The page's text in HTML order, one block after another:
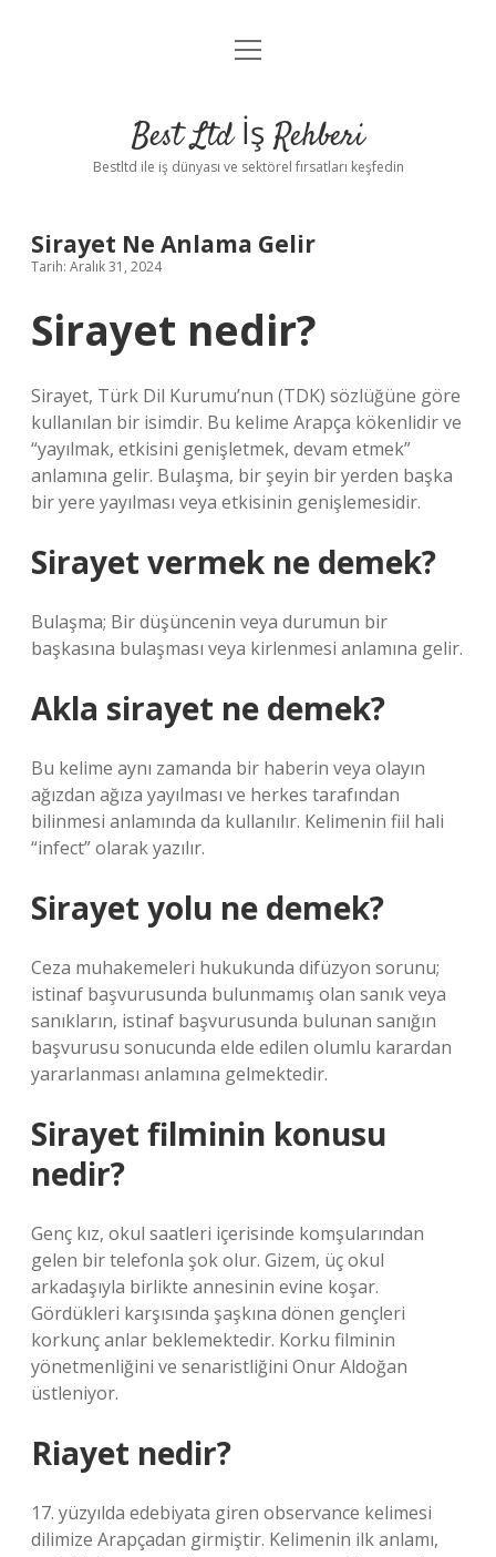
Anasayfa
Yasal Uyarı
menüyü
Best Ltd İş Rehberi
Bestltd ile iş dünyası ve sektörel fırsatları keşfedin
Sirayet Ne Anlama Gelir
Tarih: Aralık 31, 2024
Sirayet nedir?
Sirayet, Türk Dil Kurumu’nun (TDK) sözlüğüne göre
kullanılan bir isimdir. Bu kelime Arapça kökenlidir ve
“yayılmak, etkisini genişletmek, devam etmek”
anlamına gelir. Bulaşma, bir şeyin bir yerden başka
bir yere yayılması veya etkisinin genişlemesidir.
Sirayet vermek ne demek?
Bulaşma; Bir düşüncenin veya durumun bir
başkasına bulaşması veya kirlenmesi anlamına gelir.
Akla sirayet ne demek?
Bu kelime aynı zamanda bir haberin veya olayın
ağızdan ağıza yayılması ve herkes tarafından
bilinmesi anlamında da kullanılır. Kelimenin fiil hali
“infect” olarak yazılır.
Sirayet yolu ne demek?
Ceza muhakemeleri hukukunda difüzyon sorunu;
istinaf başvurusunda bulunmamış olan sanık veya
sanıkların, istinaf başvurusunda bulunan sanığın
başvurusu sonucunda elde edilen olumlu karardan
yararlanması anlamına gelmektedir.
Sirayet filminin konusu
nedir?
Genç kız, okul saatleri içerisinde komşularından
gelen bir telefonla şok olur. Gizem, üç okul
arkadaşıyla birlikte annesinin evine koşar.
Gördükleri karşısında şaşkına dönen gençleri
korkunç anlar beklemektedir. Korku filminin
yönetmenliğini ve senaristliğini Onur Aldoğan
üstleniyor.
Riayet nedir?
17. yüzyılda edebiyata giren observance kelimesi
dilimize Arapçadan girmiştir. Kelimenin ilk anlamı,